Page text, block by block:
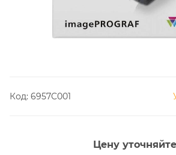
Код: 6957C001
Цену уточняйте